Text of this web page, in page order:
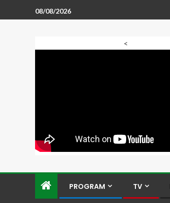
08/08/2026
<
PROGRAM TV